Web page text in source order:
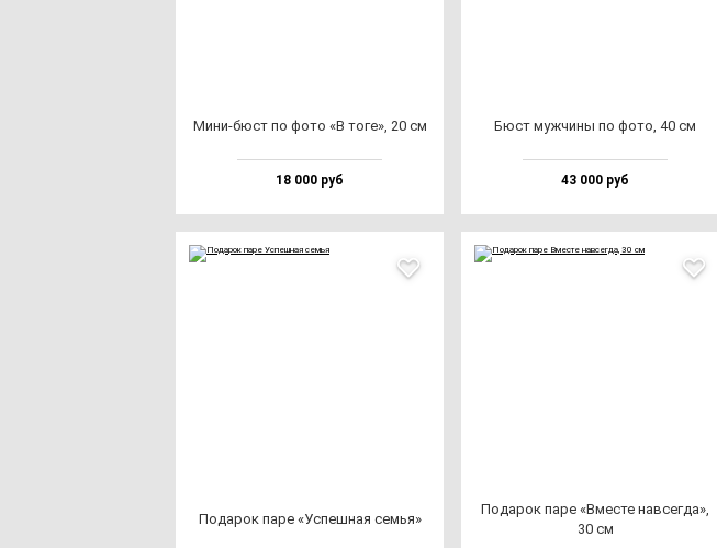
Мини-бюст по фо­то «В то­ге», 20 см
18 000 руб
Бюст муж­чи­ны по фо­то, 40 см
43 000 руб
Пода­рок па­ре «Успеш­ная семья»
Пода­рок па­ре «Вмес­те нав­сег­да»,
30 см